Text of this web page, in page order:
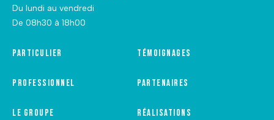
Du lundi au vendredi
De 08h30 à 18h00
Particulier
Professionnel
Le groupe
Témoignages
Partenaires
Réalisations